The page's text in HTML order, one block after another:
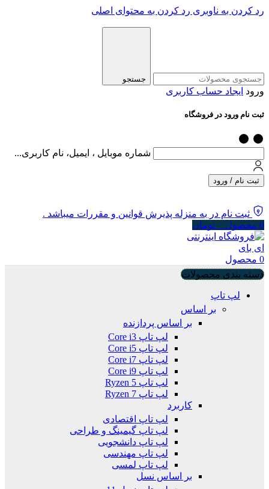
رد کردن به ناوبری رد کردن به محتوای اصلی
جستجو
ورود ایجاد حساب کاربری
ثبت نام ورود در فروشگاه
شماره موبایل ، ایمیل، نام کاربری...
ثبت نام / ورود
ثبت نام در به منزله پذیرش قوانین و مقررات میباشد .
0 محصول ۰ تومان
0 محصول
دسته بندی محصولات
لپ تاپ
بر اساس
بر اساس پردازنده
لپ تاپ Core i3
لپ تاپ Core i5
لپ تاپ Core i7
لپ تاپ Core i9
لپ تاپ Ryzen 5
لپ تاپ Ryzen 7
کاربرد
لپ تاپ اقتصادی
لپ تاپ گیمینگ و طراحی
لپ تاپ دانشجویی
لپ تاپ مهندسی
لپ تاپ لمسی
بر اساس نسل